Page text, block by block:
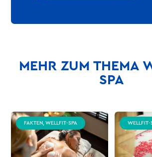
MEHR ZUM THEMA
SPA
FAKTEN, WELLFIT-SPA WELLFIT-